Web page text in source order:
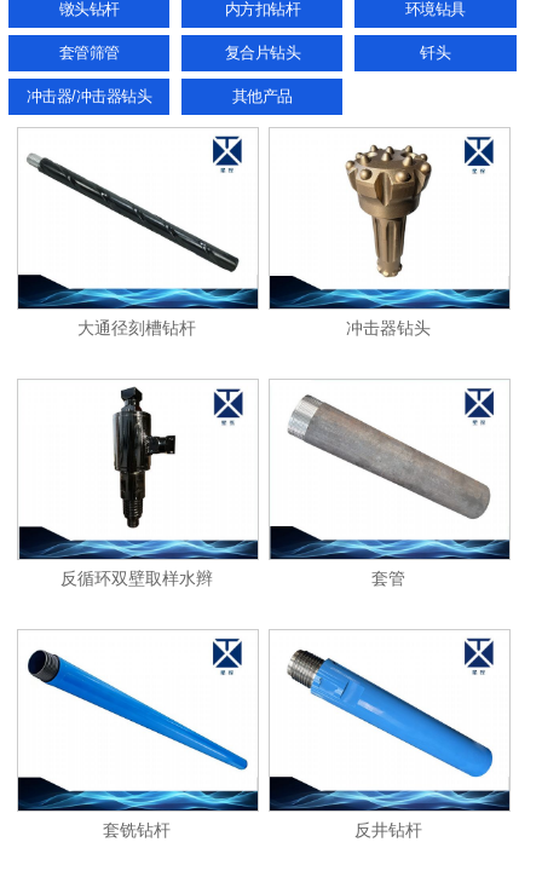
镦头钻杆 内方扣钻杆 环境钻具
套管筛管 复合片钻头 钎头
冲击器/冲击器钻头 其他产品
大通径刻槽钻杆 冲击器钻头
反循环双壁取样水辫 套管
套铣钻杆 反井钻杆